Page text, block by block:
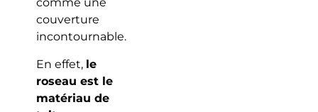
couverture
incontournable.
En effet, le
roseau est le
matériau de